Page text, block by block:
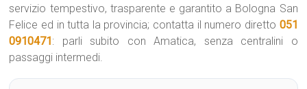
servizio tempestivo, trasparente e garantito a Bologna San
Felice ed in tutta la provincia; contatta il numero diretto 051
0910471: parli subito con Amatica, senza centralini o
passaggi intermedi.